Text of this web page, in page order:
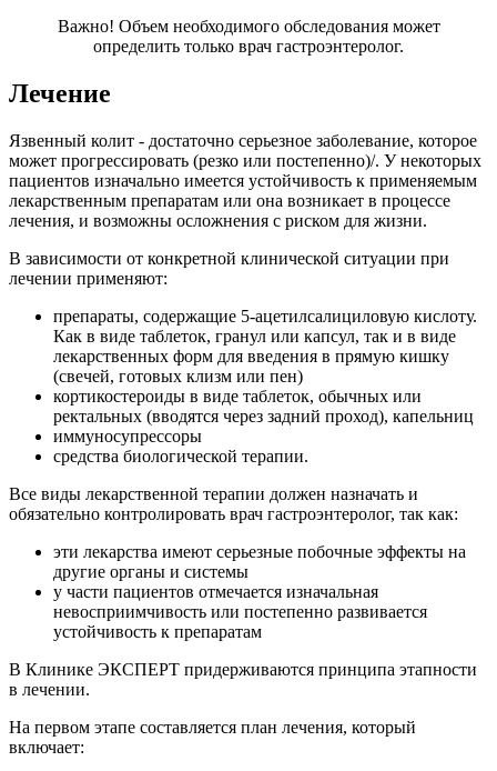
Важно! Объем необходимого обследования может
определить только врач гастроэнтеролог.
Лечение
Язвенный колит - достаточно серьезное заболевание, которое
может прогрессировать (резко или постепенно)/. У некоторых
пациентов изначально имеется устойчивость к применяемым
лекарственным препаратам или она возникает в процессе
лечения, и возможны осложнения с риском для жизни.
В зависимости от конкретной клинической ситуации при
лечении применяют:
препараты, содержащие 5-ацетилсалициловую кислоту.
Как в виде таблеток, гранул или капсул, так и в виде
лекарственных форм для введения в прямую кишку
(свечей, готовых клизм или пен)
кортикостероиды в виде таблеток, обычных или
ректальных (вводятся через задний проход), капельниц
иммуносупрессоры
средства биологической терапии.
Все виды лекарственной терапии должен назначать и
обязательно контролировать врач гастроэнтеролог, так как:
эти лекарства имеют серьезные побочные эффекты на
другие органы и системы
у части пациентов отмечается изначальная
невосприимчивость или постепенно развивается
устойчивость к препаратам
В Клинике ЭКСПЕРТ придерживаются принципа этапности
в лечении.
На первом этапе составляется план лечения, который
включает: